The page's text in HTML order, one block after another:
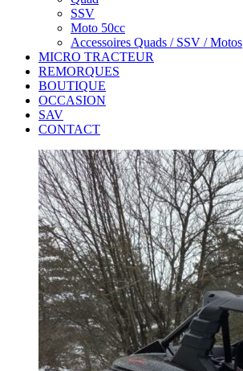
SSV
Moto 50cc
Accessoires Quads / SSV / Motos
MICRO TRACTEUR
REMORQUES
BOUTIQUE
OCCASION
SAV
CONTACT